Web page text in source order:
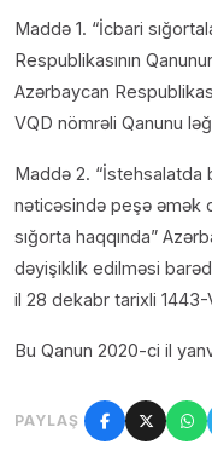
Maddə 1. “İcbari
Respublikasının
Azərbaycan
VQD nömrəli Qanunu
Maddə 2. “İstehsalatda
nəticəsində peşə əmək
sığorta haqqında”
dəyişiklik edilməsi
il 28 dekabr tarixli
Bu Qanun 2020-ci il
PAYLAŞ